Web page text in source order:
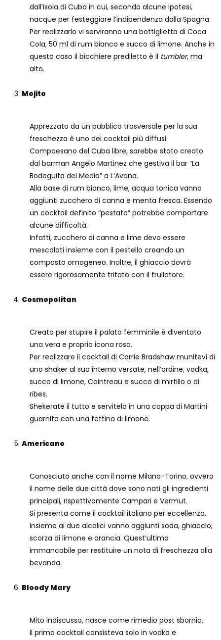
dall’isola di Cuba in cui, secondo alcune ipotesi,
nacque per festeggiare l’indipendenza dalla Spagna.
Per realizzarlo vi serviranno una bottiglietta di Coca
Cola, 50 ml di rum bianco e succo di limone. Anche in
questo caso il bicchiere prediletto è il tumbler, ma
alto.
Mojito
Apprezzato da un pubblico trasversale per la sua
freschezza è uno dei cocktail più diffusi.
Compaesano del Cuba libre, sarebbe stato creato
dal barman Angelo Martinez che gestiva il bar “La
Bodeguita del Medio” a L’Avana.
Alla base di rum bianco, lime, acqua tonica vanno
aggiunti zucchero di canna e menta fresca. Essendo
un cocktail definito “pestato” potrebbe comportare
alcune difficoltà.
Infatti, zucchero di canna e lime devo essere
mescolati insieme con il pestello creando un
composto omogeneo. Inoltre, il ghiaccio dovrà
essere rigorosamente tritato con il frullatore.
Cosmopolitan
Creato per stupire il palato femminile è diventato
una vera e propria icona rosa.
Per realizzare il cocktail di Carrie Bradshaw munitevi di
uno shaker al suo interno versate, nell’ordine, vodka,
succo di limone, Cointreau e succo di mirtillo o di
ribes.
Shekerate il tutto e servitelo in una coppa di Martini
guarnita con una fettina di limone.
Americano
Conosciuto anche con il nome Milano-Torino, ovvero
il nome delle due città dove sono nati gli ingredienti
principali, rispettivamente Campari e Vermut.
Si presenta come il cocktail italiano per eccellenza.
Insieme ai due alcolici vanno aggiunti soda, ghiaccio,
scorza di limone e arancia. Quest’ultima
immancabile per restituire un nota di freschezza alla
bevanda.
Bloody Mary
Mito indiscusso, nasce come rimedio post sbornia.
Il primo cocktail consisteva solo in vodka e